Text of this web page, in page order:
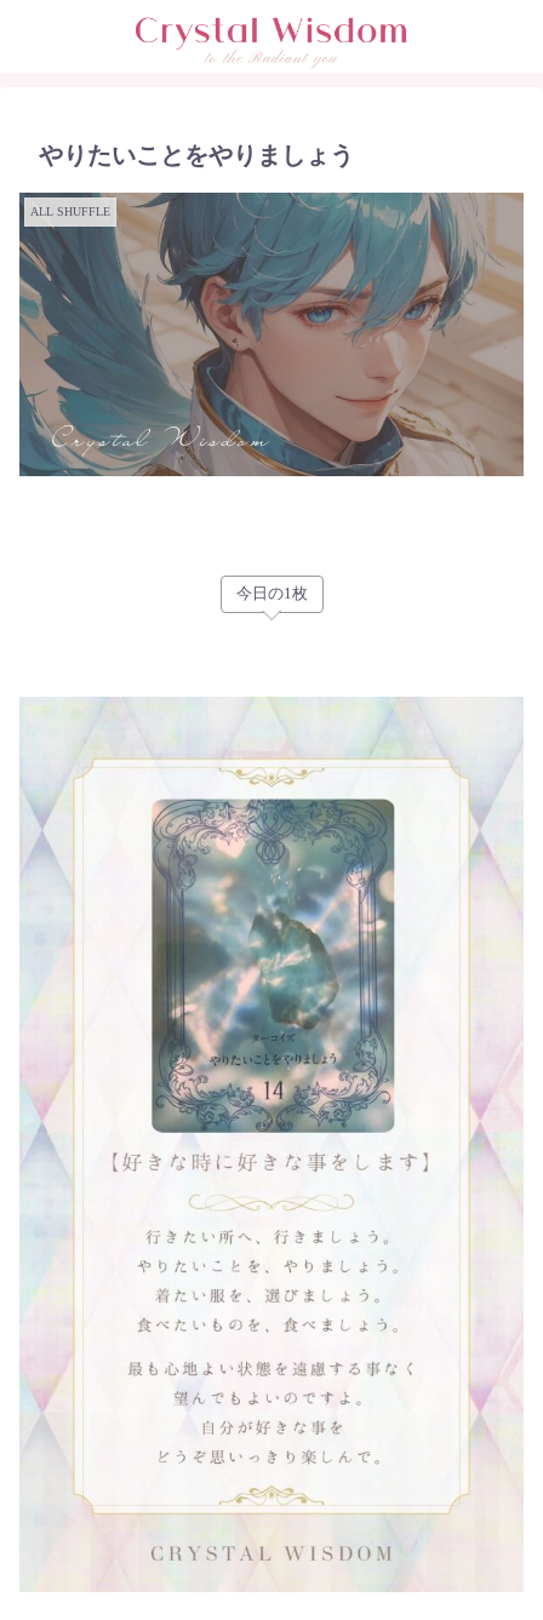
やりたいことをやりましょう
ALL SHUFFLE
今日の1枚